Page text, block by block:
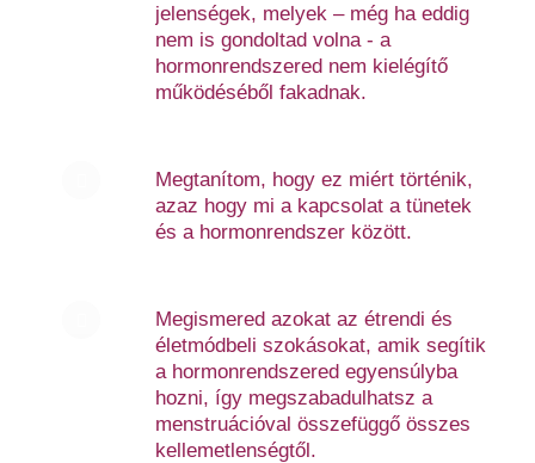
jelenségek, melyek – még ha eddig
nem is gondoltad volna - a
hormonrendszered nem kielégítő
működéséből fakadnak.
Megtanítom, hogy ez miért történik,
azaz hogy mi a kapcsolat a tünetek
és a hormonrendszer között.
Megismered azokat az étrendi és
életmódbeli szokásokat, amik segítik
a hormonrendszered egyensúlyba
hozni, így megszabadulhatsz a
menstruációval összefüggő összes
kellemetlenségtől.